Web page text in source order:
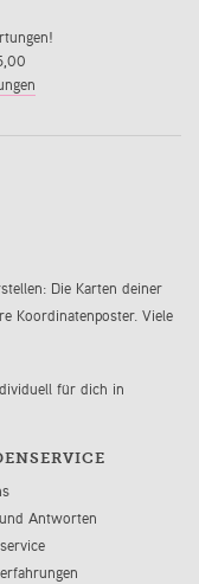
Die Karten deiner
Koordinatenposter. Viele
für dich in
Antworten